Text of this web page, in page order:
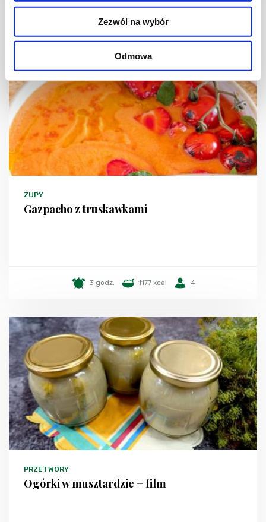
Zezwól na wybór
Odmowa
3 godz. 4215 kcal 15
ZUPY
Gazpacho z truskawkami
3 godz. 1177 kcal 4
PRZETWORY
Ogórki w musztardzie + film